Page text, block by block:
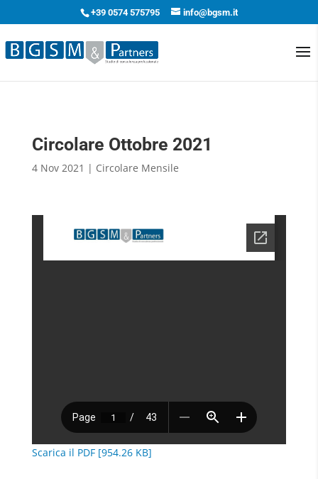
+39 0574 575795 info@bgsm.it
Circolare Ottobre 2021
4 Nov 2021 | Circolare Mensile
Scarica il PDF [954.26 KB]